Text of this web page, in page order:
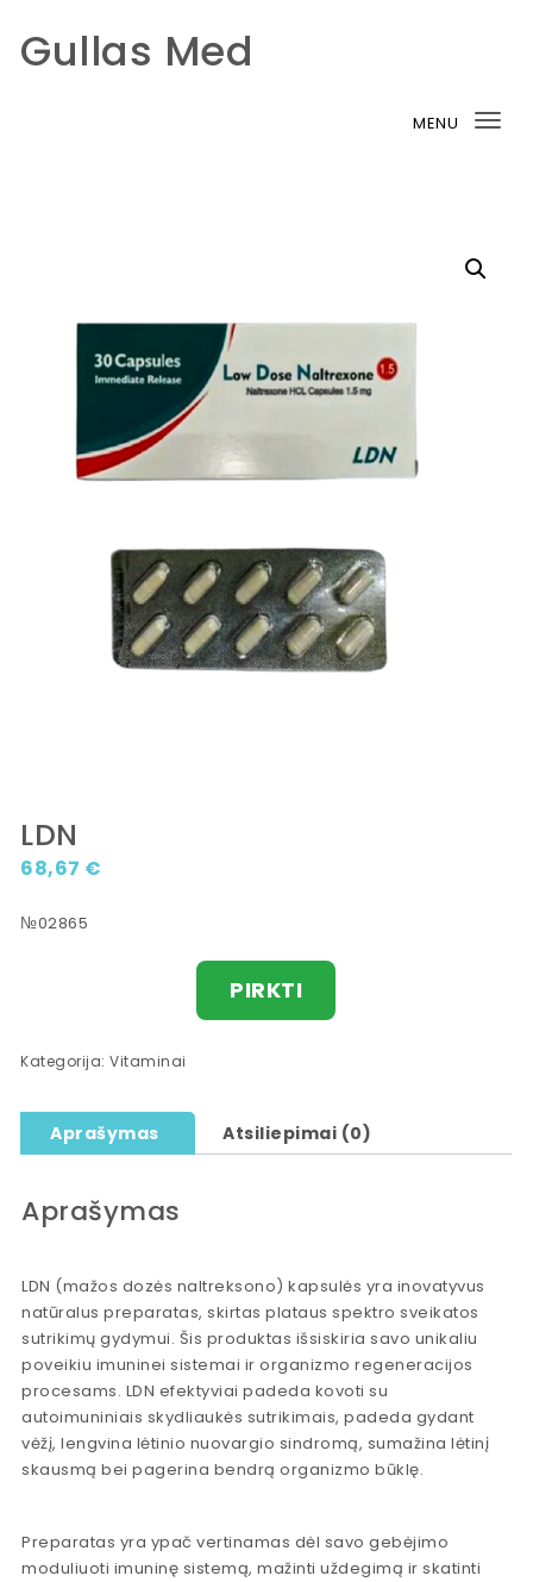
Skip to content
Gullas Med
MENU
LDN
68,67 €
№02865
PIRKTI
Kategorija:Vitaminai
Aprašymas Atsiliepimai (0)
Aprašymas
LDN (mažos dozės naltreksono) kapsulės yra inovatyvus
natūralus preparatas, skirtas plataus spektro sveikatos
sutrikimų gydymui. Šis produktas išsiskiria savo unikaliu
poveikiu imuninei sistemai ir organizmo regeneracijos
procesams. LDN efektyviai padeda kovoti su
autoimuniniais skydliaukės sutrikimais, padeda gydant
vėžį, lengvina lėtinio nuovargio sindromą, sumažina lėtinį
skausmą bei pagerina bendrą organizmo būklę.
Preparatas yra ypač vertinamas dėl savo gebėjimo
moduliuoti imuninę sistemą, mažinti uždegimą ir skatinti